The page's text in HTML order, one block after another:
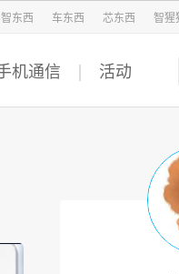
智东西 车东西 芯东西 智猩
机通信 活动